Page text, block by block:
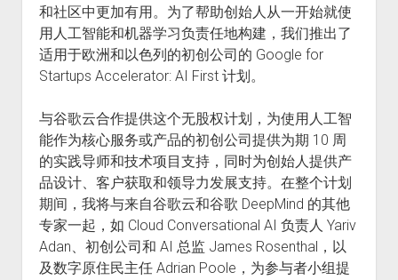
音乐推荐
四海
和社区中更加有用。为了帮助创始人从一开始就使
用人工智能和机器学习负责任地构建，我们推出了
适用于欧洲和以色列的初创公司的 Google for
Startups Accelerator: AI First 计划。
与谷歌云合作提供这个无股权计划，为使用人工智
能作为核心服务或产品的初创公司提供为期 10 周
的实践导师和技术项目支持，同时为创始人提供产
品设计、客户获取和领导力发展支持。在整个计划
期间，我将与来自谷歌云和谷歌 DeepMind 的其他
专家一起，如 Cloud Conversational AI 负责人 Yariv
Adan、初创公司和 AI 总监 James Rosenthal，以
及数字原住民主任 Adrian Poole，为参与者小组提